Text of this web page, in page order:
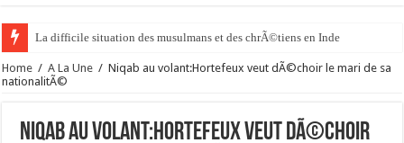
La difficile situation des musulmans et des chrÃ©tiens en Inde
Home / A La Une / Niqab au volant:Hortefeux veut dÃ©choir le mari de sa
nationalitÃ©
Niqab au volant:Hortefeux veut dÃ©choir